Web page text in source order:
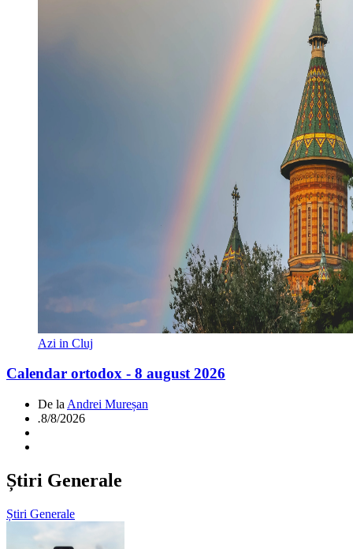
Azi in Cluj
Calendar ortodox - 8 august 2026
De la Andrei Mureșan
.8/8/2026
Știri Generale
Știri Generale